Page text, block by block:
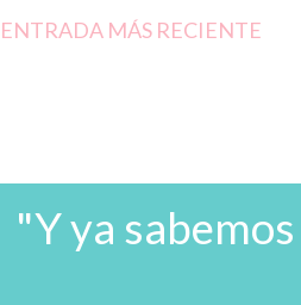
ENTRADA MÁS RECIENTE
"Y ya